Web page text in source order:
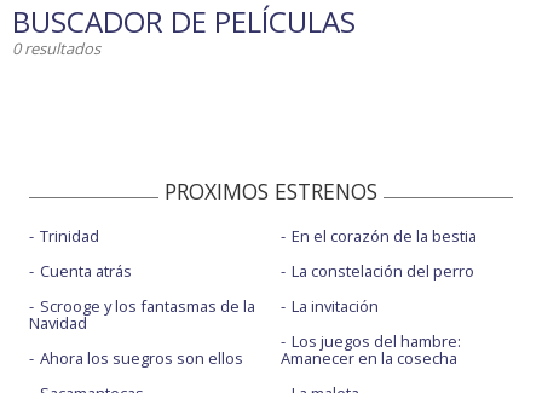
BUSCADOR DE PELÍCULAS
0 resultados
PROXIMOS ESTRENOS
Trinidad
Cuenta atrás
Scrooge y los fantasmas de la
Navidad
Ahora los suegros son ellos
En el corazón de la bestia
La constelación del perro
La invitación
Los juegos del hambre:
Amanecer en la cosecha